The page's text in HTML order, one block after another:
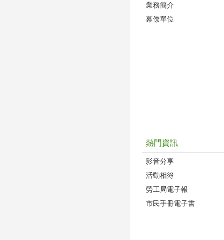
業務簡介
幕僚單位
熱門資訊
影音分享
活動相簿
勞工局電子報
市民手冊電子書